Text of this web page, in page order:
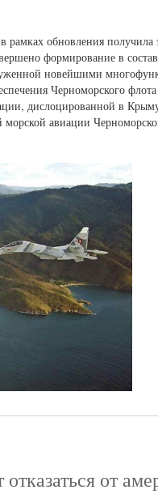
рамках обновления
формирование в
новейшими
Черноморского
дислоцированной в
авиации
от